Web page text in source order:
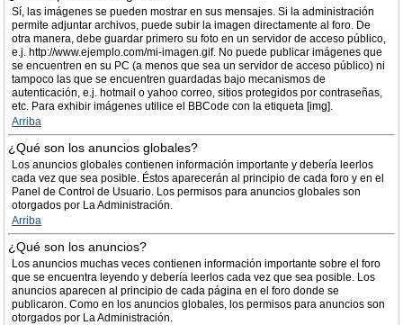
Sí, las imágenes se pueden mostrar en sus mensajes. Si la administración
permite adjuntar archivos, puede subir la imagen directamente al foro. De
otra manera, debe guardar primero su foto en un servidor de acceso público,
e.j. http://www.ejemplo.com/mi-imagen.gif. No puede publicar imágenes que
se encuentren en su PC (a menos que sea un servidor de acceso público) ni
tampoco las que se encuentren guardadas bajo mecanismos de
autenticación, e.j. hotmail o yahoo correo, sitios protegidos por contraseñas,
etc. Para exhibir imágenes utilice el BBCode con la etiqueta [img].
Arriba
¿Qué son los anuncios globales?
Los anuncios globales contienen información importante y debería leerlos
cada vez que sea posible. Éstos aparecerán al principio de cada foro y en el
Panel de Control de Usuario. Los permisos para anuncios globales son
otorgados por La Administración.
Arriba
¿Qué son los anuncios?
Los anuncios muchas veces contienen información importante sobre el foro
que se encuentra leyendo y debería leerlos cada vez que sea posible. Los
anuncios aparecen al principio de cada página en el foro donde se
publicaron. Como en los anuncios globales, los permisos para anuncios son
otorgados por La Administración.